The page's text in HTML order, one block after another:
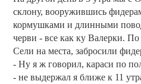
склону, вооружившись
кормушками и длинными
черви - все как ку Валерки.
Сели на места, забросили
- Ну я ж говорил, караси по
- не выдержал я ближе к 11